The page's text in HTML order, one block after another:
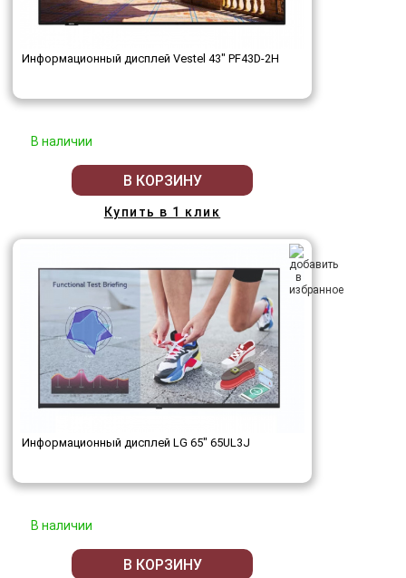
Информационный дисплей Vestel 43" PF43D-2H
В наличии
В КОРЗИНУ
Купить в 1 клик
Информационный дисплей LG 65" 65UL3J
В наличии
В КОРЗИНУ